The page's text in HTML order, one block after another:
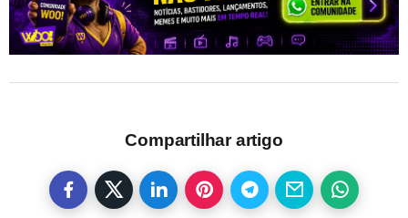
Compartilhar artigo